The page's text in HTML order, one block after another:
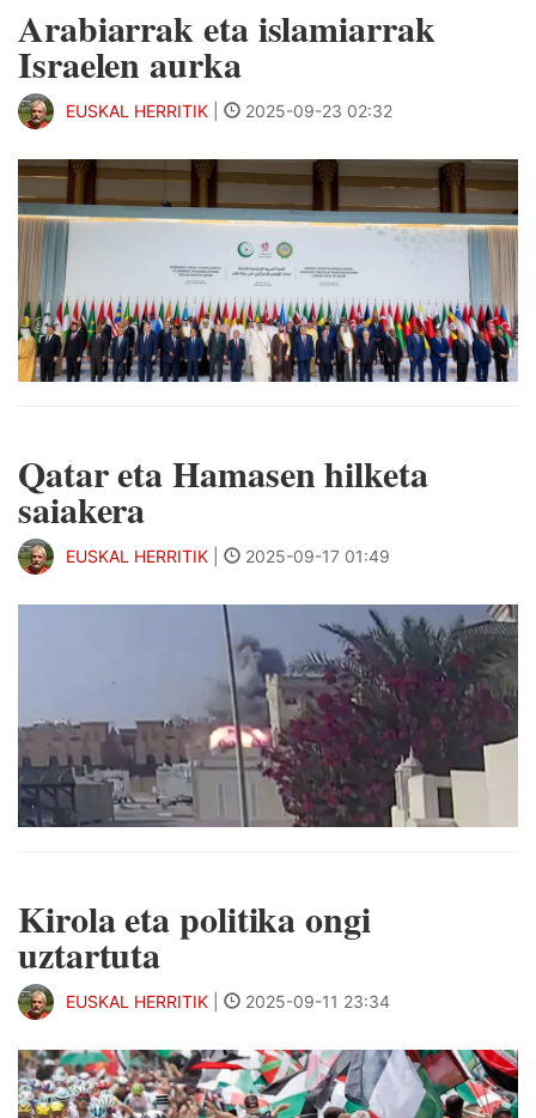
Arabiarrak eta islamiarrak
Israelen aurka
EUSKAL HERRITIK 2025-09-23 02:32
Qatar eta Hamasen hilketa
saiakera
EUSKAL HERRITIK 2025-09-17 01:49
Kirola eta politika ongi
uztartuta
EUSKAL HERRITIK 2025-09-11 23:34